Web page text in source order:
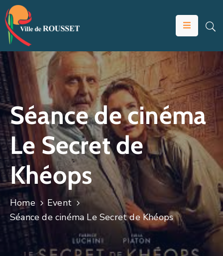
VOTRE
MAIRIE
VIVRE
À
ROUSSET
ÉDUCATION
ET
JEUNESSE
SOLIDARITÉS
ÉCONOMIE
ANIMATION
CULTURE
Séance de cinéma
Le Secret de
Khéops
Home
Event
Séance de cinéma Le Secret de Khéops